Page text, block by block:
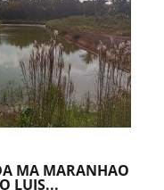
MA MARANHAO
LUIS...